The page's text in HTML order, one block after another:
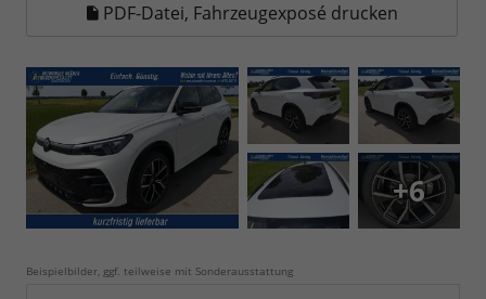
PDF-Datei, Fahrzeugexposé drucken
+6
Beispielbilder, ggf. teilweise mit Sonderausstattung